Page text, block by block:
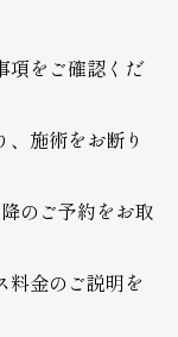
項をご確認くだ
施術をお断り
のご予約をお取
料金のご説明を